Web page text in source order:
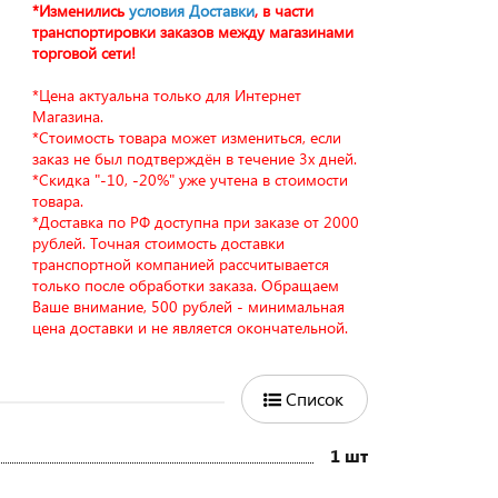
*Изменилисьусловия Доставки, в части
транспортировки заказов между магазинами
торговой сети!
*Цена актуальна только для Интернет
Магазина.
*Стоимость товара может измениться, если
заказ не был подтверждён в течение 3х дней.
*Скидка "-10, -20%" уже учтена в стоимости
товара.
*Доставка по РФ доступна при заказе от 2000
рублей. Точная стоимость доставки
транспортной компанией рассчитывается
только после обработки заказа. Обращаем
Ваше внимание, 500 рублей - минимальная
цена доставки и не является окончательной.
Список
1 шт